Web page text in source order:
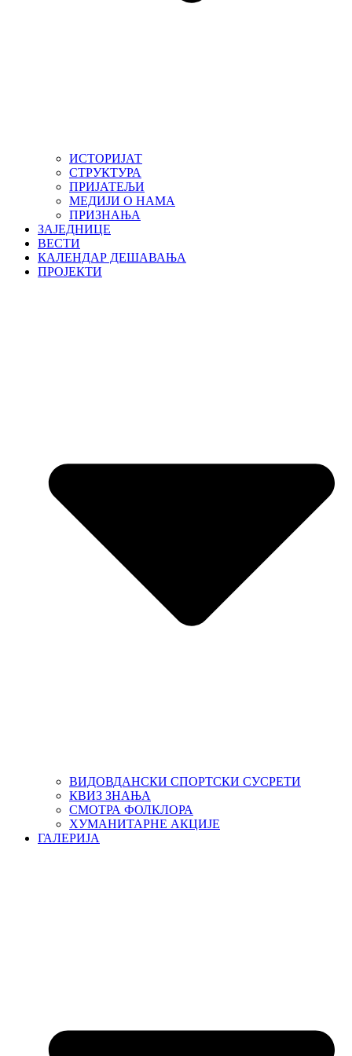
ИСТОРИЈАТ
СТРУКТУРА
ПРИЈАТЕЉИ
МЕДИЈИ О НАМА
ПРИЗНАЊА
ЗАЈЕДНИЦЕ
ВЕСТИ
КАЛЕНДАР ДЕШАВАЊА
ПРОЈЕКТИ
ВИДОВДАНСКИ СПОРТСКИ СУСРЕТИ
КВИЗ ЗНАЊА
СМОТРА ФОЛКЛОРА
ХУМАНИТАРНЕ АКЦИЈЕ
ГАЛЕРИЈА